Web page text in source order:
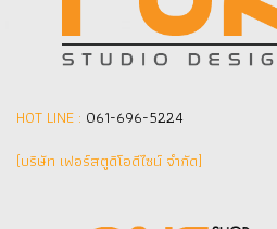
HOT LINE : 061-696-5224
(บริษัท เฟอร์สตูดิโอดีไซน์ จำกัด]